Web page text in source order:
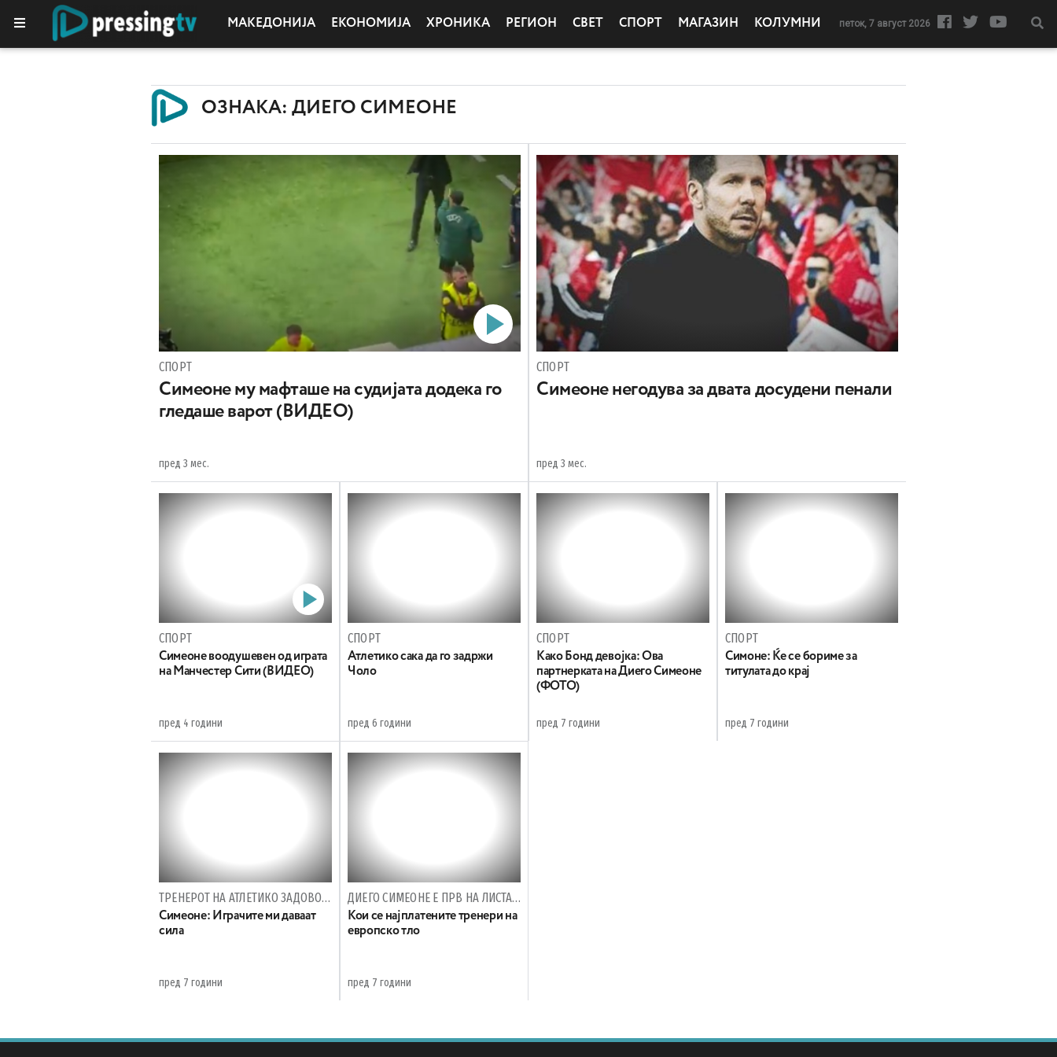
МАКЕДОНИЈА ЕКОНОМИЈА ХРОНИКА РЕГИОН СВЕТ СПОРТ МАГАЗИН КОЛУМНИ петок, 7 август 2026
ОЗНАКА: ДИЕГО СИМЕОНЕ
СПОРТ
Симеоне му мафташе на судијата додека го
гледаше варот (ВИДЕО)
пред 3 мес.
СПОРТ
Симеоне негодува за двата досудени пенали
пред 3 мес.
СПОРТ
Симеоне воодушевен од играта
на Манчестер Сити (ВИДЕО)
пред 4 години
СПОРТ
Атлетико сака да го задржи
Чоло
пред 6 години
СПОРТ
Kако Бонд девојка: Ова
партнерката на Диего Симеоне
(ФОТО)
пред 7 години
СПОРТ
Симоне: Ќе се бориме за
титулата до крај
пред 7 години
ТРЕНЕРОТ НА АТЛЕТИКО ЗАДОВОЛЕН
Симеоне: Играчите ми даваат
сила
пред 7 години
ДИЕГО СИМЕОНЕ Е ПРВ НА ЛИСТАТА СО 3,3 МИЛИОНИ ЕВРА МЕСЕЧНО
Кои се најплатените тренери на
европско тло
пред 7 години